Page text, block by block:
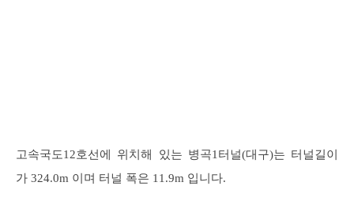
고속국도12호선에 위치해 있는 병곡1터널(대구)는 터널길이
가 324.0m 이며 터널 폭은 11.9m 입니다.